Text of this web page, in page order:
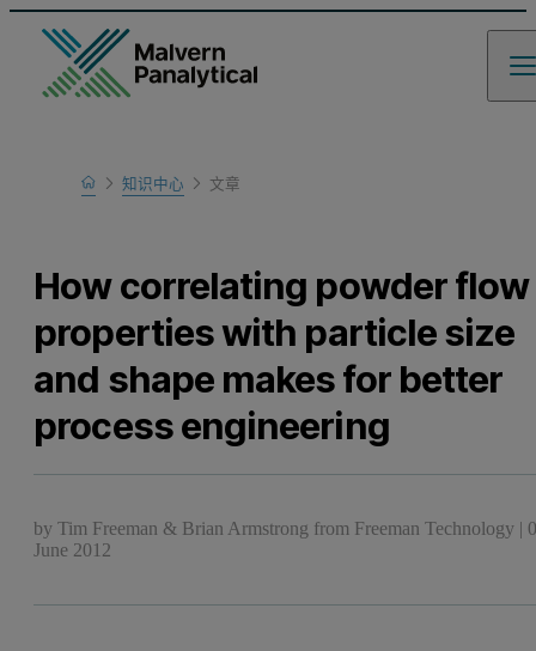
Home
Learn
知识中心 文章
How correlating powder flow
properties with particle size
and shape makes for better
process engineering
byTim Freeman & Brian Armstrong from Freeman Technology |
June 2012